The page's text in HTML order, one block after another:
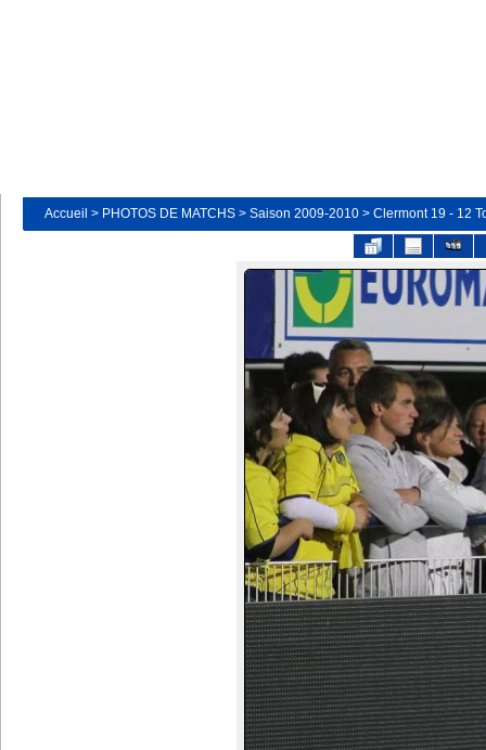
Accueil > PHOTOS DE MATCHS > Saison 2009-2010 > Clermont 19 - 12